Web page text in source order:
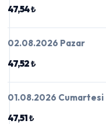
47,54 ₺
02.08.2026 Pazar
47,52 ₺
01.08.2026 Cumartesi
47,51 ₺